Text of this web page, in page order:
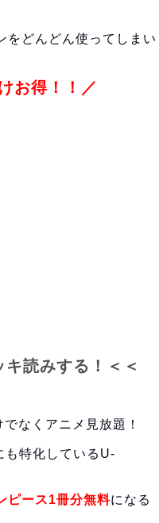
をどんどん使ってしまい
お得！！／
読みする！＜＜
なくアニメ見放題！
も特化しているU-
ピース1冊分無料になる